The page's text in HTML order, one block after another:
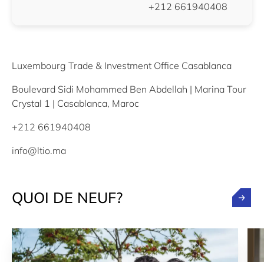
+212 661940408
Luxembourg Trade & Investment Office Casablanca
Boulevard Sidi Mohammed Ben Abdellah | Marina Tour
Crystal 1 | Casablanca, Maroc
+212 661940408
info@ltio.ma
QUOI DE NEUF?